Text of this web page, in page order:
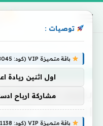
المساعد
توصيات :
باقة متميزة VIP (كود: AA38045):
اول اثنين ريادة
مشاركة ارباح
باقة متميزة VIP (كود: AA11138):